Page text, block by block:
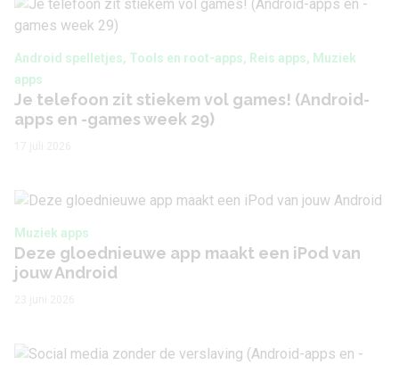
Android spelletjes, Tools en root-apps, Reis apps, Muziek
apps
Je telefoon zit stiekem vol games! (Android-
apps en -games week 29)
Muziek apps
Deze gloednieuwe app maakt een iPod van
jouw Android